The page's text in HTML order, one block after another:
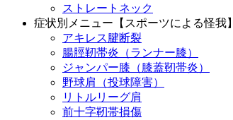
ストレートネック
症状別メニュー【スポーツによる怪我】
アキレス腱断裂
腸脛靭帯炎（ランナー膝）
ジャンパー膝（膝蓋靭帯炎）
野球肩（投球障害）
リトルリーグ肩
前十字靭帯損傷